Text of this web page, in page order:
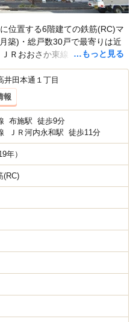
…もっと見る
位置する6階建ての鉄筋(RC)マ
築)・総戸数30戸で最寄りは近
Ｒおおさか東線 ＪＲ河内永和
に賃貸募集中の部屋が2件(1K)掲
井田本通１丁目
報
布施駅 徒歩9分
ＪＲ河内永和駅 徒歩11分
年）
(RC)